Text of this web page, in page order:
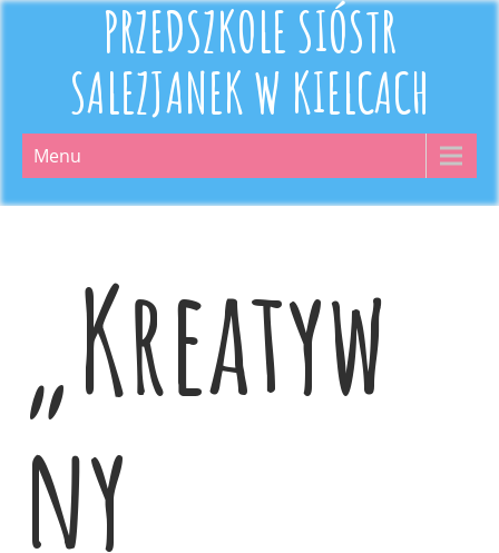
PRZEDSZKOLE SIÓSTR
SALEZJANEK W KIELCACH
Menu
„Kreatyw
ny